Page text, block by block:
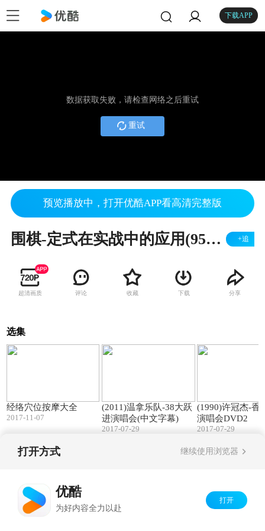
下载APP
数据获取失败，请检查网络之后重试
重试
预览播放中，打开优酷APP看高清完整版
围棋-定式在实战中的应用(95)-段嵘讲解 +追
超清画质 评论 收藏 下载 分享
选集
经络穴位按摩大全
2017-11-07
(2011)温拿乐队-38大跃
进演唱会(中文字幕)
2017-07-29
(1990)许冠杰-香
演唱会DVD2
2017-07-29
打开方式 继续使用浏览器
优酷
为好内容全力以赴
打开